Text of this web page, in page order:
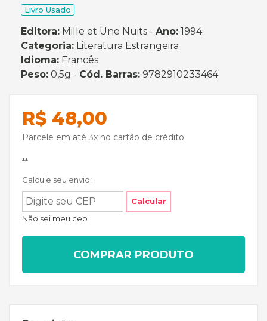
Livro Usado
Editora: Mille et Une Nuits - Ano: 1994
Categoria: Literatura Estrangeira
Idioma: Francês
Peso: 0,5g - Cód. Barras: 9782910233464
R$ 48,00
Parcele em até 3x no cartão de crédito
**
Calcule seu envio:
Calcular
Não sei meu cep
COMPRAR PRODUTO